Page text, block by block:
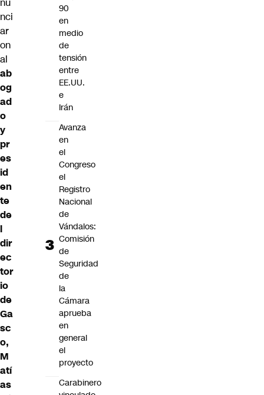
nci
ar
on
al
ab
og
ad
o
y
pr
es
id
en
te
de
l
dir
ec
tor
io
de
Ga
sc
o,
M
atí
as
90
en
medio
de
tensión
entre
EE.UU.
e
Irán
Avanza
en
el
Congreso
el
Registro
Nacional
de
Vándalos:
Comisión
de
Seguridad
de
la
Cámara
aprueba
en
general
el
proyecto
Carabinero